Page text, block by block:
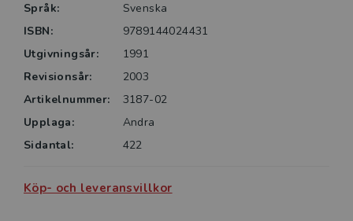
Språk:
Svenska
ISBN:
9789144024431
Utgivningsår:
1991
Revisionsår:
2003
Artikelnummer:
3187-02
Upplaga:
Andra
Sidantal:
422
Köp- och leveransvillkor